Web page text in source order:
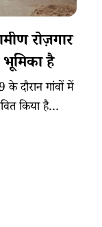
रोज़गार
है
दौरान गांवों में
किया है
है।